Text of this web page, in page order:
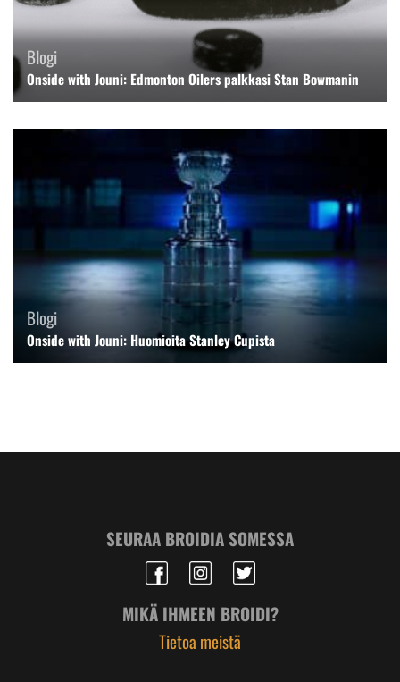
Blogi
Onside with Jouni: Edmonton Oilers palkkasi Stan Bowmanin
Blogi
Onside with Jouni: Huomioita Stanley Cupista
SEURAA BROIDIA SOMESSA
MIKÄ IHMEEN BROIDI?
Tietoa meistä